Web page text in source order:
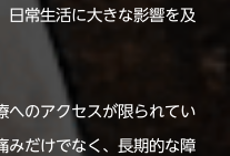
日常生活に大きな影響を及
へのアクセスが限られてい
みだけでなく、長期的な障